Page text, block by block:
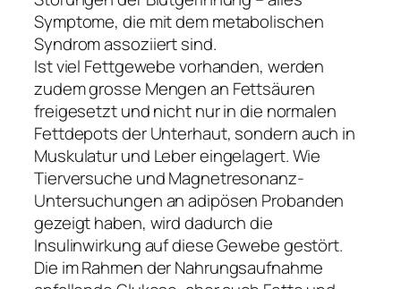
Symptome, die mit dem metabolischen
Syndrom assoziiert sind.
Ist viel Fettgewebe vorhanden, werden
zudem grosse Mengen an Fettsäuren
freigesetzt und nicht nur in die normalen
Fettdepots der Unterhaut, sondern auch in
Muskulatur und Leber eingelagert. Wie
Tierversuche und Magnetresonanz-
Untersuchungen an adipösen Probanden
gezeigt haben, wird dadurch die
Insulinwirkung auf diese Gewebe gestört.
Die im Rahmen der Nahrungsaufnahme